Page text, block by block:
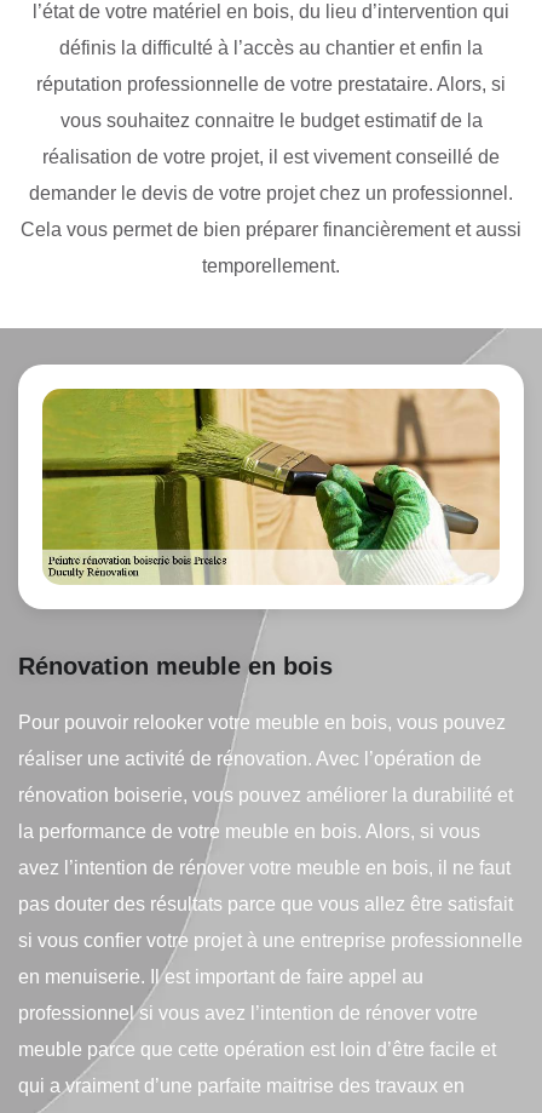
l’état de votre matériel en bois, du lieu d’intervention qui
définis la difficulté à l’accès au chantier et enfin la
réputation professionnelle de votre prestataire. Alors, si
vous souhaitez connaitre le budget estimatif de la
réalisation de votre projet, il est vivement conseillé de
demander le devis de votre projet chez un professionnel.
Cela vous permet de bien préparer financièrement et aussi
temporellement.
Rénovation meuble en bois
Pour pouvoir relooker votre meuble en bois, vous pouvez
réaliser une activité de rénovation. Avec l’opération de
rénovation boiserie, vous pouvez améliorer la durabilité et
la performance de votre meuble en bois. Alors, si vous
avez l’intention de rénover votre meuble en bois, il ne faut
pas douter des résultats parce que vous allez être satisfait
si vous confier votre projet à une entreprise professionnelle
en menuiserie. Il est important de faire appel au
professionnel si vous avez l’intention de rénover votre
meuble parce que cette opération est loin d’être facile et
qui a vraiment d’une parfaite maitrise des travaux en